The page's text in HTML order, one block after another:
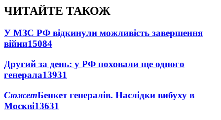
ЧИТАЙТЕ ТАКОЖ
У МЗС РФ відкинули можливість завершення
війни15084
Другий за день: у РФ поховали ще одного
генерала13931
СюжетБенкет генералів. Наслідки вибуху в
Москві13631